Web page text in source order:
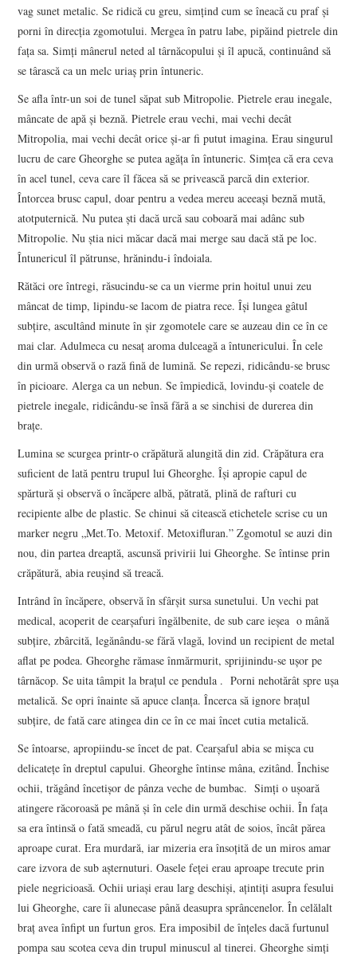
vag sunet metalic. Se ridică cu greu, simțind cum se îneacă cu praf și
porni în direcția zgomotului. Mergea în patru labe, pipăind pietrele din
fața sa. Simți mânerul neted al târnăcopului și îl apucă, continuând să
se târască ca un melc uriaș prin întuneric.
Se afla într-un soi de tunel săpat sub Mitropolie. Pietrele erau inegale,
mâncate de apă și beznă. Pietrele erau vechi, mai vechi decât
Mitropolia, mai vechi decât orice și-ar fi putut imagina. Erau singurul
lucru de care Gheorghe se putea agăța în întuneric. Simțea că era ceva
în acel tunel, ceva care îl făcea să se privească parcă din exterior.
Întorcea brusc capul, doar pentru a vedea mereu aceeași beznă mută,
atotputernică. Nu putea ști dacă urcă sau coboară mai adânc sub
Mitropolie. Nu știa nici măcar dacă mai merge sau dacă stă pe loc.
Întunericul îl pătrunse, hrănindu-i îndoiala.
Rătăci ore întregi, răsucindu-se ca un vierme prin hoitul unui zeu
mâncat de timp, lipindu-se lacom de piatra rece. Își lungea gâtul
subțire, ascultând minute în șir zgomotele care se auzeau din ce în ce
mai clar. Adulmeca cu nesaț aroma dulceagă a întunericului. În cele
din urmă observă o rază fină de lumină. Se repezi, ridicându-se brusc
în picioare. Alerga ca un nebun. Se împiedică, lovindu-și coatele de
pietrele inegale, ridicându-se însă fără a se sinchisi de durerea din
brațe.
Lumina se scurgea printr-o crăpătură alungită din zid. Crăpătura era
suficient de lată pentru trupul lui Gheorghe. Își apropie capul de
spărtură și observă o încăpere albă, pătrată, plină de rafturi cu
recipiente albe de plastic. Se chinui să citească etichetele scrise cu un
marker negru „Met.To. Metoxif. Metoxifluran.” Zgomotul se auzi din
nou, din partea dreaptă, ascunsă privirii lui Gheorghe. Se întinse prin
crăpătură, abia reușind să treacă.
Intrând în încăpere, observă în sfârșit sursa sunetului. Un vechi pat
medical, acoperit de cearșafuri îngălbenite, de sub care ieșea o mână
subțire, zbârcită, legănându-se fără vlagă, lovind un recipient de metal
aflat pe podea. Gheorghe rămase înmărmurit, sprijinindu-se ușor pe
târnăcop. Se uita tâmpit la brațul ce pendula . Porni nehotărât spre ușa
metalică. Se opri înainte să apuce clanța. Încerca să ignore brațul
subțire, de fată care atingea din ce în ce mai încet cutia metalică.
Se întoarse, apropiindu-se încet de pat. Cearșaful abia se mișca cu
delicatețe în dreptul capului. Gheorghe întinse mâna, ezitând. Închise
ochii, trăgând încetișor de pânza veche de bumbac. Simți o ușoară
atingere răcoroasă pe mână și în cele din urmă deschise ochii. În fața
sa era întinsă o fată smeadă, cu părul negru atât de soios, încât părea
aproape curat. Era murdară, iar mizeria era însoțită de un miros amar
care izvora de sub așternuturi. Oasele feței erau aproape trecute prin
piele negricioasă. Ochii uriași erau larg deschiși, ațintiți asupra fesului
lui Gheorghe, care îi alunecase până deasupra sprâncenelor. În celălalt
braț avea înfipt un furtun gros. Era imposibil de înțeles dacă furtunul
pompa sau scotea ceva din trupul minuscul al tinerei. Gheorghe simți